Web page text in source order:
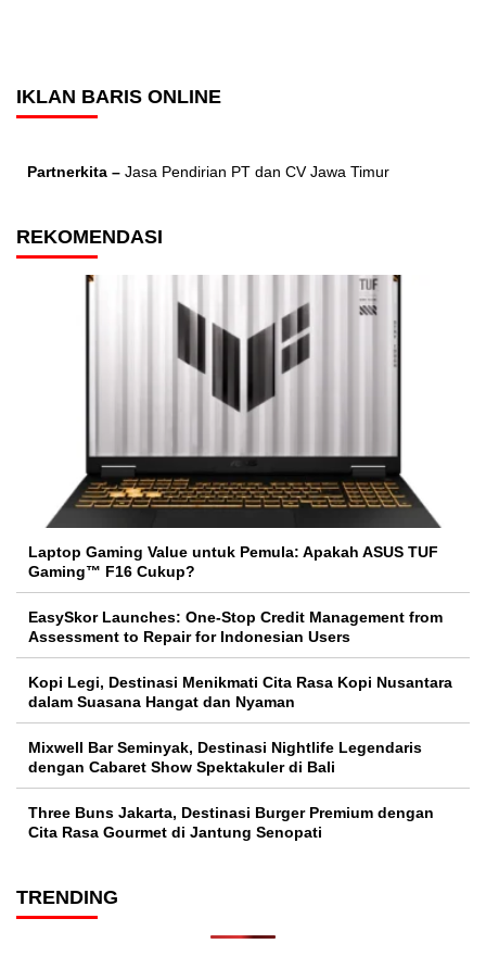
IKLAN BARIS ONLINE
Partnerkita – Jasa Pendirian PT dan CV Jawa Timur
REKOMENDASI
Laptop Gaming Value untuk Pemula: Apakah ASUS TUF
Gaming™ F16 Cukup?
EasySkor Launches: One-Stop Credit Management from
Assessment to Repair for Indonesian Users
Kopi Legi, Destinasi Menikmati Cita Rasa Kopi Nusantara
dalam Suasana Hangat dan Nyaman
Mixwell Bar Seminyak, Destinasi Nightlife Legendaris
dengan Cabaret Show Spektakuler di Bali
Three Buns Jakarta, Destinasi Burger Premium dengan
Cita Rasa Gourmet di Jantung Senopati
TRENDING